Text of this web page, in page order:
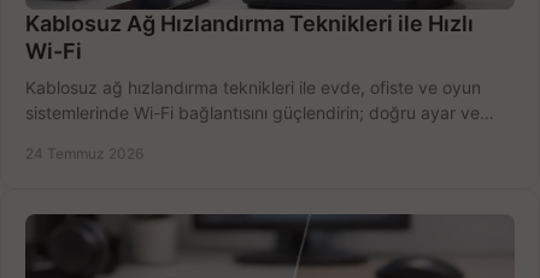
Kablosuz Ağ Hızlandırma Teknikleri ile Hızlı
Wi-Fi
Kablosuz ağ hızlandırma teknikleri ile evde, ofiste ve oyun
sistemlerinde Wi-Fi bağlantısını güçlendirin; doğru ayar ve
24 Temmuz 2026